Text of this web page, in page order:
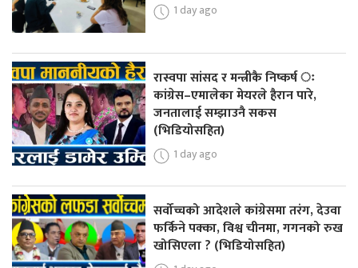
1 day ago
रास्वपा सांसद र मन्त्रीकै निष्कर्ष ः
कांग्रेस–एमालेका मेयरले हैरान पारे,
जनतालाई सम्झाउनै सकस
(भिडियोसहित)
1 day ago
सर्वोच्चको आदेशले कांग्रेसमा तरंग, देउवा
फर्किने पक्का, विश्व चीनमा, गगनको रुख
खोसिएला ? (भिडियोसहित)